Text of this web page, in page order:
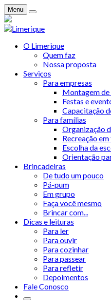
Menu
O Limerique
Quem faz
Nossa proposta
Serviços
Para empresas
Montagem de
Festas e
Capacitação
Para famílias
Organização
Recreação
Escolha da
Orientação
Brincadeiras
De tudo um pouco
Pá-pum
Em grupo
Faça você mesmo
Brincar com...
Dicas e leituras
Para ler
Para ouvir
Para cozinhar
Para passear
Para refletir
Depoimentos
Fale Conosco